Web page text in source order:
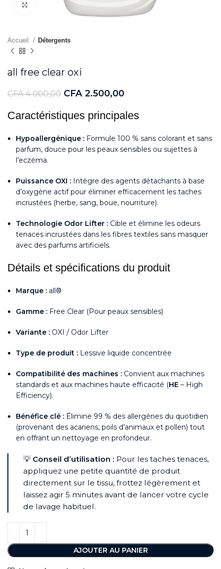
Accueil Détergents
all free clear oxi
CFA4.000,00 CFA 2.500,00
Caractéristiques principales
Hypoallergénique : Formule 100 % sans colorant et sans
parfum, douce pour les peaux sensibles ou sujettes à
l’eczéma.
Puissance OXI : Intègre des agents détachants à base
d’oxygène actif pour éliminer efficacement les taches
incrustées (herbe, sang, boue, nourriture).
Technologie Odor Lifter : Cible et élimine les odeurs
tenaces incrustées dans les fibres textiles sans masquer
avec des parfums artificiels.
Détails et spécifications du produit
Marque : all®
Gamme : Free Clear (Pour peaux sensibles)
Variante : OXI / Odor Lifter
Type de produit : Lessive liquide concentrée
Compatibilité des machines : Convient aux machines
standards et aux machines haute efficacité (HE – High
Efficiency).
Bénéfice clé : Élimine 99 % des allergènes du quotidien
(provenant des acariens, poils d’animaux et pollen) tout
en offrant un nettoyage en profondeur.
💡 Conseil d’utilisation : Pour les taches tenaces,
appliquez une petite quantité de produit
directement sur le tissu, frottez légèrement et
laissez agir 5 minutes avant de lancer votre cycle
de lavage habituel.
AJOUTER AU PANIER